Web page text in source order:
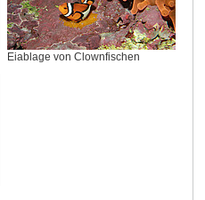
Eiablage von Clownfischen